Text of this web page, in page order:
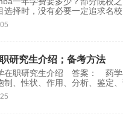
选择时，没有必要一定追求名
研究生介绍；备考方法
在职研究生介绍 答案： 药学
制、性状、作用、分析、鉴定